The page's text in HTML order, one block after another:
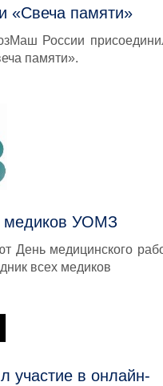
«Свеча памяти»
России
памяти».
медиков УОМЗ
День медицинского
всех медиков
участие в онлайн-